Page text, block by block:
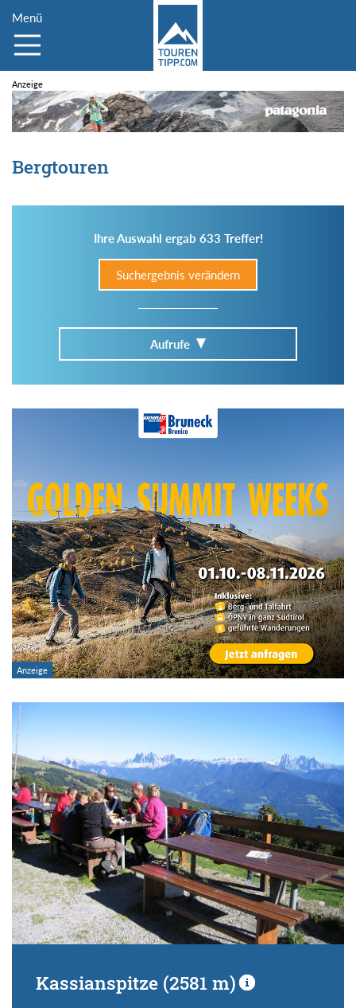
Menü
Bergtouren
Ihre Auswahl ergab 633 Treffer!
Suchergebnis verändern
Aufrufe
Im Tourenarchiv suchen
Region:
Gebirge:
Art der Tour:
Kondition (Tourdauer):
von
bis
Suchbegriff:
Kassianspitze (2581 m)